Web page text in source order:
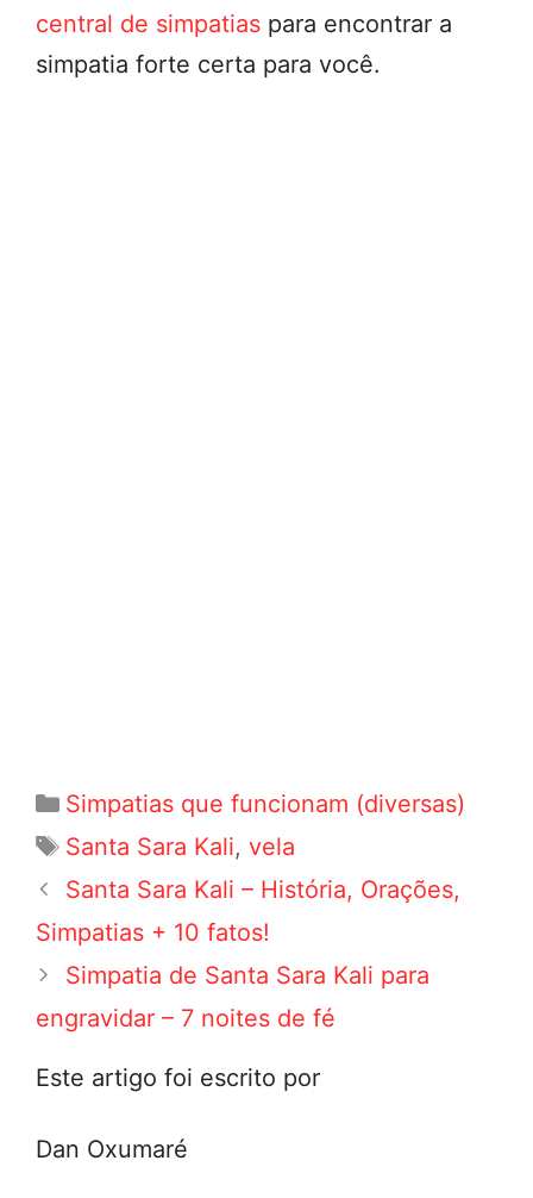
central de simpatias para encontrar a
simpatia forte certa para você.
Categorias
Simpatias que funcionam (diversas)
Tags
Santa Sara Kali, vela
Navegação
de
Santa Sara Kali – História, Orações,
Simpatias + 10 fatos!
Simpatia de Santa Sara Kali para
engravidar – 7 noites de fé
Este artigo foi escrito por
Dan Oxumaré